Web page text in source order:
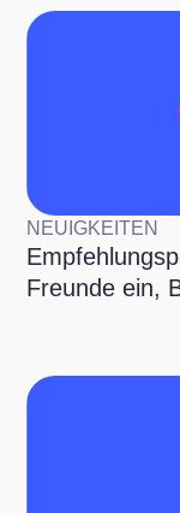
NEUIGKEITEN
Freunde ein,